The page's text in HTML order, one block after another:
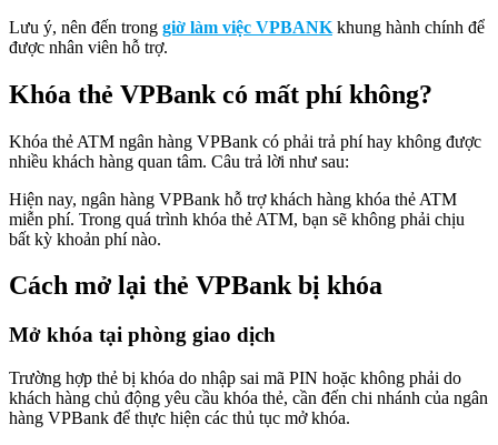
Lưu ý, nên đến trong giờ làm việc VPBANK khung hành chính để
được nhân viên hỗ trợ.
Khóa thẻ VPBank có mất phí không?
Khóa thẻ ATM ngân hàng VPBank có phải trả phí hay không được
nhiều khách hàng quan tâm. Câu trả lời như sau:
Hiện nay, ngân hàng VPBank hỗ trợ khách hàng khóa thẻ ATM
miễn phí. Trong quá trình khóa thẻ ATM, bạn sẽ không phải chịu
bất kỳ khoản phí nào.
Cách mở lại thẻ VPBank bị khóa
Mở khóa tại phòng giao dịch
Trường hợp thẻ bị khóa do nhập sai mã PIN hoặc không phải do
khách hàng chủ động yêu cầu khóa thẻ, cần đến chi nhánh của ngân
hàng VPBank để thực hiện các thủ tục mở khóa.